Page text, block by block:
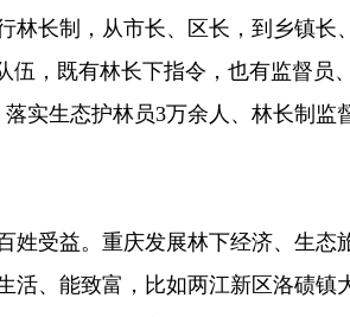
长制，从市长、区长，到乡镇长
伍，既有林长下指令，也有监督员
实生态护林员3万余人、林长制监
姓受益。重庆发展林下经济、生态
活、能致富，比如两江新区洛碛镇